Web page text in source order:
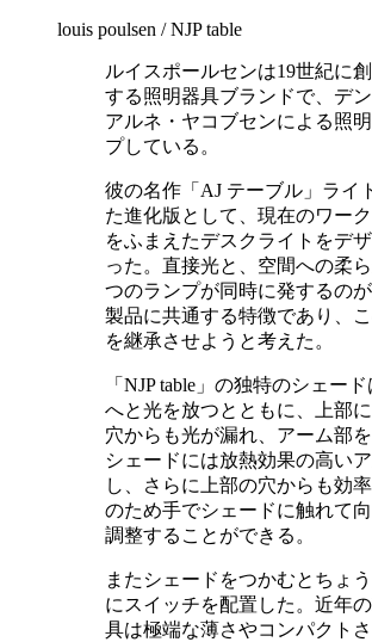
louis poulsen / NJP table
ルイスポールセンは19世紀に
する照明器具ブランドで、デ
アルネ・ヤコブセンによる照
プしている。
彼の名作「AJ テーブル」ライ
た進化版として、現在のワー
をふまえたデスクライトをデ
った。直接光と、空間への柔
つのランプが同時に発するの
製品に共通する特徴であり、
を継承させようと考えた。
「NJP table」の独特のシェー
へと光を放つとともに、上部
穴からも光が漏れ、アーム部
シェードには放熱効果の高い
し、さらに上部の穴からも効
のため手でシェードに触れて
調整することができる。
またシェードをつかむとちょ
にスイッチを配置した。近年
具は極端な薄さやコンパクト